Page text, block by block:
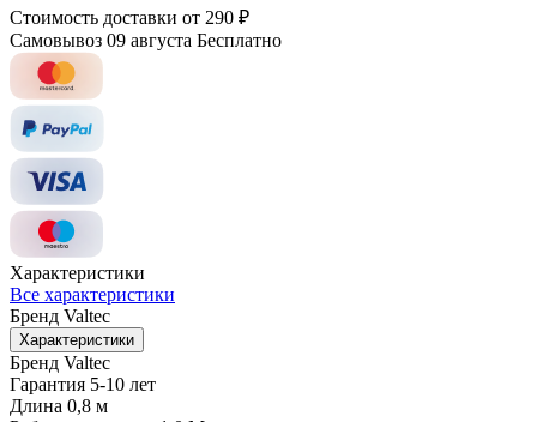
Стоимость доставки от 290 ₽
Самовывоз 09 августа Бесплатно
Характеристики
Все характеристики
Бренд Valtec
Характеристики
Бренд Valtec
Гарантия 5-10 лет
Длина 0,8 м